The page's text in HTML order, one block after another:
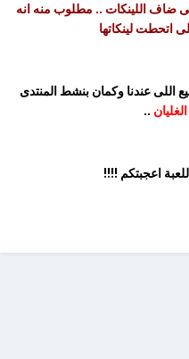
ضاف اللينكات .. مطلوب منه انه
اتحطت لينكاتها
اللى عندنا وكمان بنشط المنتدى
..
اعجبتكم !!!!